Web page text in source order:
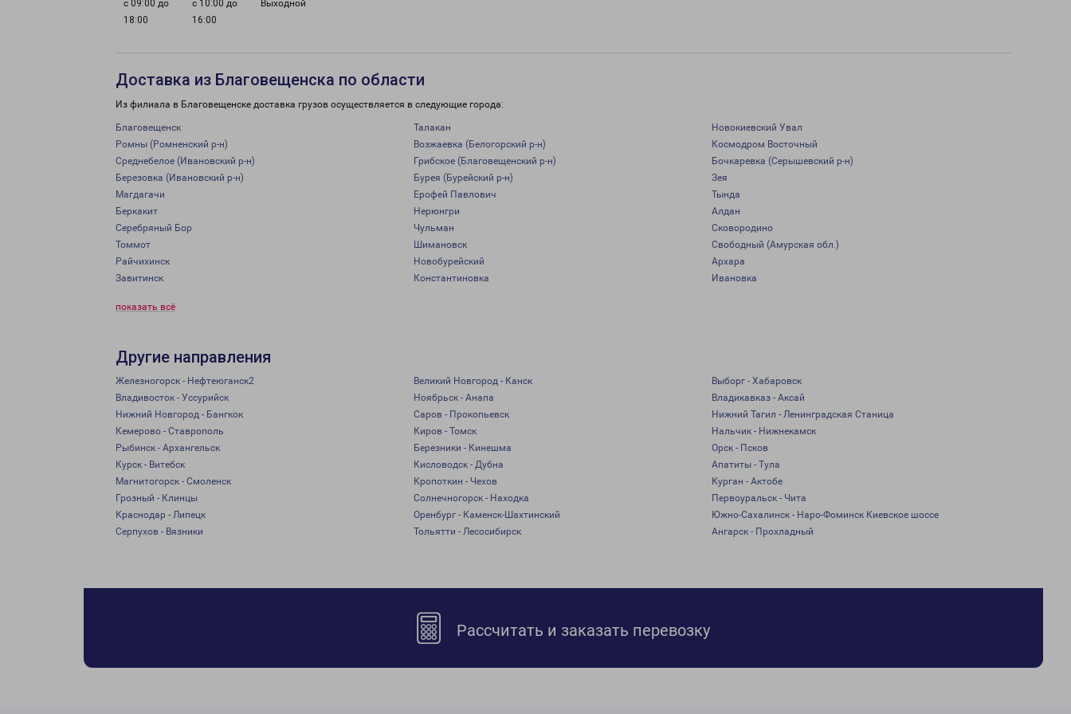
с 09:00 до
18:00
с 10:00 до
16:00
Выходной
Доставка из Благовещенска по области
Из филиала в Благовещенске доставка грузов осуществляется в следующие города:
Благовещенск Талакан
Новокиевский Увал
Ромны (Ромненский р-н)
Возжаевка (Белогорский р-н)
Космодром Восточный
Среднебелое (Ивановский р-н)
Грибское (Благовещенский р-н)
Бочкаревка (Серышевский р-н)
Березовка (Ивановский р-н)
Бурея (Бурейский р-н)
Зея
Магдагачи
Ерофей Павлович
Тында
Беркакит
Нерюнгри
Алдан
Серебряный Бор
Чульман
Сковородино
Томмот
Шимановск
Свободный (Амурская обл.)
Райчихинск
Новобурейский
Архара
Завитинск
Константиновка Ивановка
показать всё
Другие направления
Железногорск - Нефтеюганск2 Великий Новгород - Канск
Выборг - Хабаровск
Владивосток - Уссурийск
Ноябрьск - Анапа
Владикавказ - Аксай
Нижний Новгород - Бангкок
Саров - Прокопьевск
Нижний Тагил - Ленинградская Станица
Кемерово - Ставрополь
Киров - Томск
Нальчик - Нижнекамск
Рыбинск - Архангельск
Березники - Кинешма
Орск - Псков
Курск - Витебск
Кисловодск - Дубна
Апатиты - Тула
Магнитогорск - Смоленск
Кропоткин - Чехов
Курган - Актобе
Грозный - Клинцы
Солнечногорск - Находка
Первоуральск - Чита
Краснодар - Липецк
Оренбург - Каменск-Шахтинский
Южно-Сахалинск - Наро-Фоминск Киевское шоссе
Серпухов - Вязники
Тольятти - Лесосибирск Ангарск - Прохладный
Рассчитать и заказать перевозку